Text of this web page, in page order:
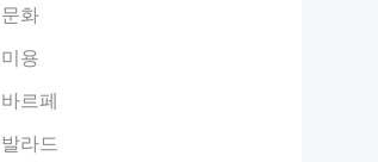
문화
미용
바르페
발라드